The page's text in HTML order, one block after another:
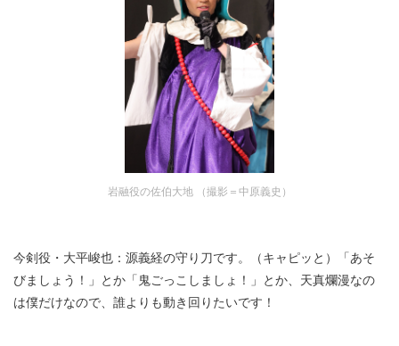
岩融役の佐伯大地 （撮影＝中原義史）
今剣役・大平峻也：源義経の守り刀です。（キャピッと）「あそ
びましょう！」とか「鬼ごっこしましょ！」とか、天真爛漫なの
は僕だけなので、誰よりも動き回りたいです！